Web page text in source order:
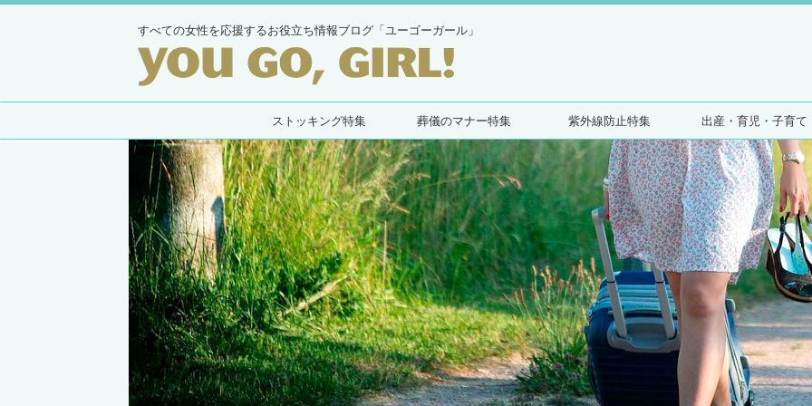
すべての女性を応援するお役立ち情報ブログ「ユーゴーガール」
ストッキング特集 葬儀のマナー特集 紫外線防止特集 出産・育児・子育て